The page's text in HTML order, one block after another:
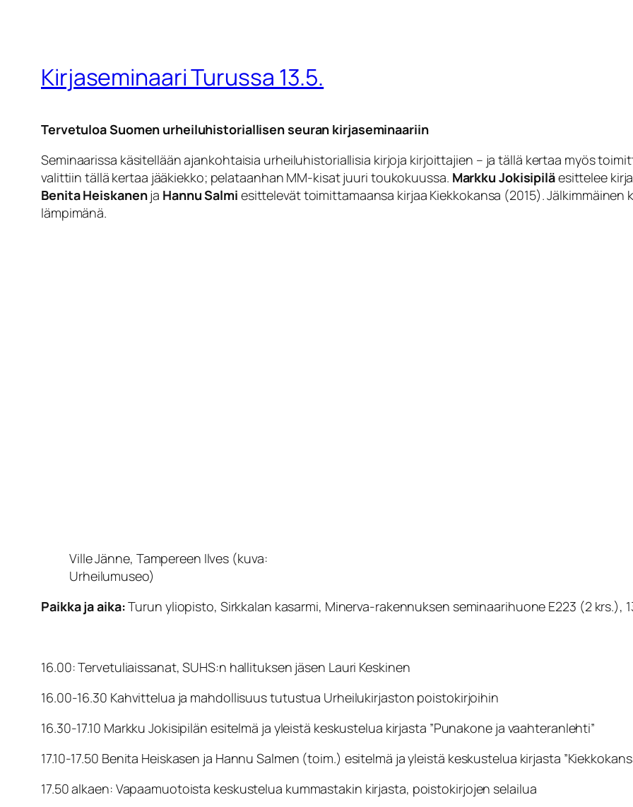
Kirjaseminaari Turussa 13.5.
Tervetuloa Suomen urheiluhistoriallisen seuran kirjaseminaariin
Seminaarissa käsitellään ajankohtaisia urheiluhistoriallisia kirjoja kirjoittajien – ja tällä kertaa myös
valittiin tällä kertaa jääkiekko; pelataanhan MM-kisat juuri toukokuussa. Markku Jokisipiläesittelee
Benita Heiskanenja Hannu Salmi esittelevät toimittamaansa kirjaa Kiekkokansa (2015). Jälkimmäinen
lämpimänä.
Ville Jänne, Tampereen Ilves (kuva:
Urheilumuseo)
Paikka ja aika:Turun yliopisto, Sirkkalan kasarmi, Minerva-rakennuksen seminaarihuone E223 (2 krs.),
16.00: Tervetuliaissanat, SUHS:n hallituksen jäsen Lauri Keskinen
16.00-16.30 Kahvittelua ja mahdollisuus tutustua Urheilukirjaston poistokirjoihin
16.30-17.10 Markku Jokisipilän esitelmä ja yleistä keskustelua kirjasta ”Punakone ja vaahteranlehti”
17.10-17.50 Benita Heiskasen ja Hannu Salmen (toim.) esitelmä ja yleistä keskustelua kirjasta
17.50 alkaen: Vapaamuotoista keskustelua kummastakin kirjasta, poistokirjojen selailua